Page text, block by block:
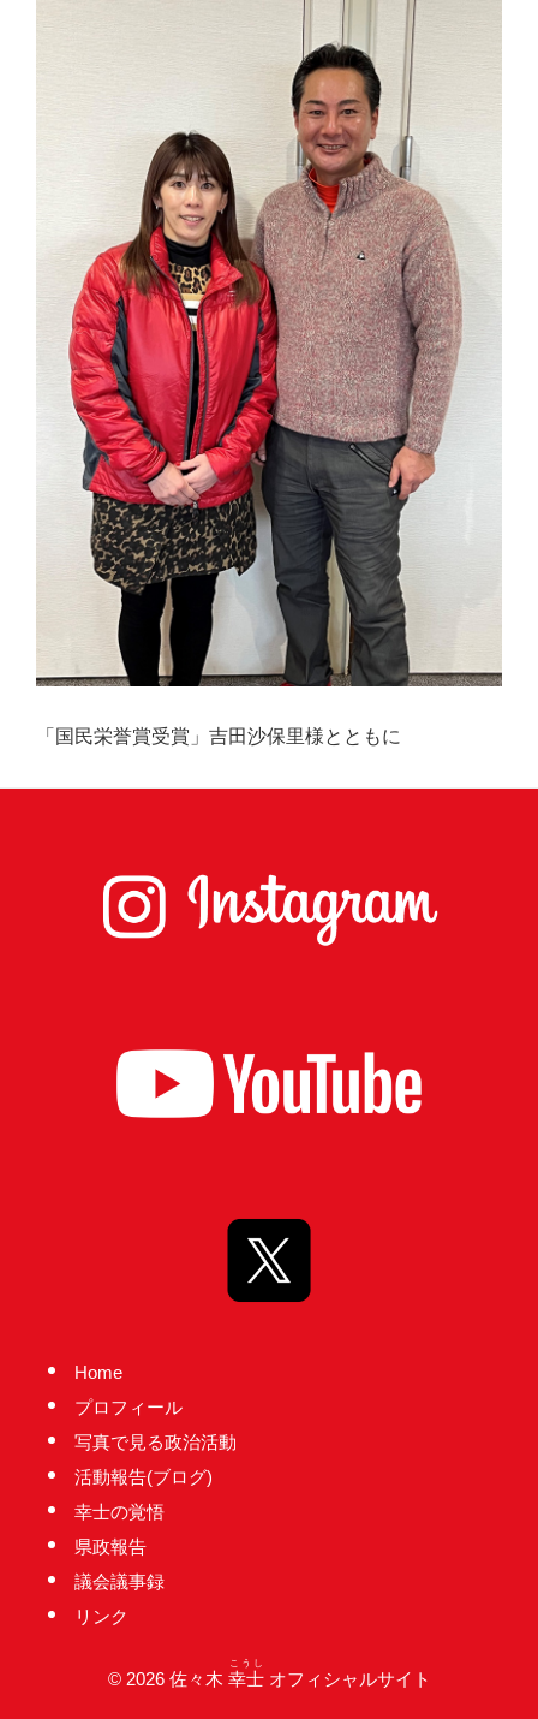
「国民栄誉賞受賞」吉田沙保里様とともに
Home
プロフィール
写真で見る政治活動
活動報告(ブログ)
幸士の覚悟
県政報告
議会議事録
リンク
© 2026 佐々木 幸士
こうし
オフィシャルサイト